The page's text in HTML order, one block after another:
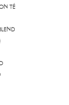
TÉ